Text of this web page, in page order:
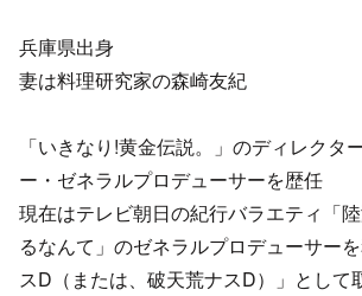
兵庫県出身
妻は料理研究家の森崎友紀
「いきなり!黄金伝説。」のディレクタ
ー・ゼネラルプロデューサーを歴任
現在はテレビ朝日の紀行バラエティ「
るなんて」のゼネラルプロデューサー
スD（または、破天荒ナスD）」として